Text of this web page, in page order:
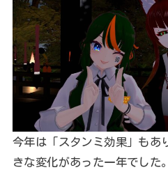
今年は「スタンミ効果」もあ
きな変化があった一年でした。